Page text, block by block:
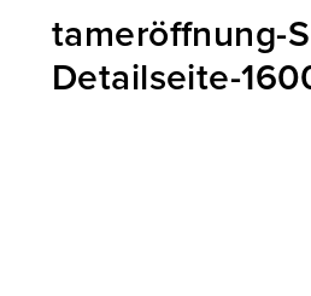
tameröffnung-
Detailseite-